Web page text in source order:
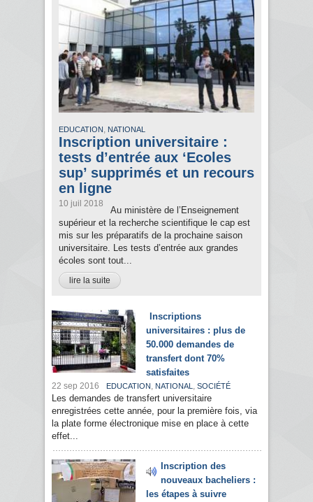
EDUCATION , NATIONAL
Inscription universitaire :
tests d’entrée aux ‘Ecoles
sup’ supprimés et un recours
en ligne
10 juil 2018
Au ministère de l’Enseignement
supérieur et la recherche scientifique le cap est
mis sur les préparatifs de la prochaine saison
universitaire. Les tests d’entrée aux grandes
écoles sont tout...
lire la suite
Inscriptions
universitaires : plus de
50.000 demandes de
transfert dont 70%
satisfaites
22 sep 2016 EDUCATION , NATIONAL , SOCIÉTÉ
Les demandes de transfert universitaire
enregistrées cette année, pour la première fois, via
la plate forme électronique mise en place à cette
effet...
Inscription des
nouveaux bacheliers :
les étapes à suivre